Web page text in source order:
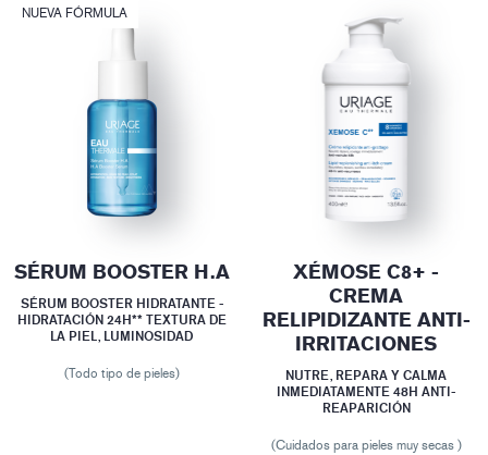
NUEVA FÓRMULA
SÉRUM BOOSTER H.A
SÉRUM BOOSTER HIDRATANTE -
HIDRATACIÓN 24H** TEXTURA DE
LA PIEL, LUMINOSIDAD
(Todo tipo de pieles)
XÉMOSE C8+ -
CREMA
RELIPIDIZANTE ANTI-
IRRITACIONES
NUTRE, REPARA Y CALMA
INMEDIATAMENTE 48H ANTI-
REAPARICIÓN
(Cuidados para pieles muy secas )